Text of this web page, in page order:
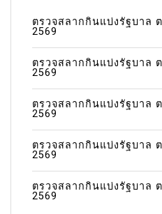
ตรวจสลากกินแบ่งรัฐบาล
2569
ตรวจสลากกินแบ่งรัฐบาล
2569
ตรวจสลากกินแบ่งรัฐบาล
2569
ตรวจสลากกินแบ่งรัฐบาล
2569
ตรวจสลากกินแบ่งรัฐบาล
2569